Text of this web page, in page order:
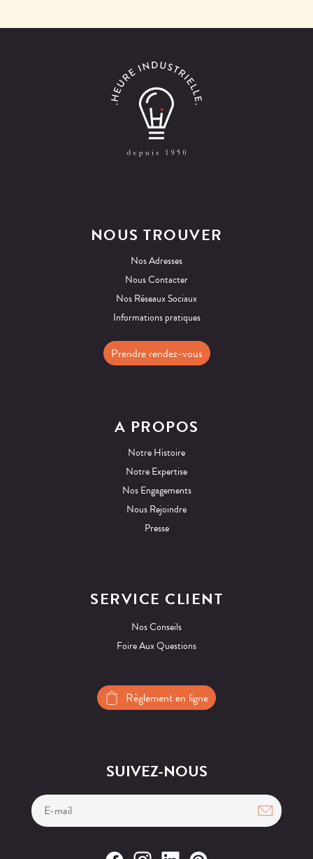
NOUS TROUVER
Nos Adresses
Nous Contacter
Nos Réseaux Sociaux
Informations pratiques
Prendre rendez-vous
A PROPOS
Notre Histoire
Notre Expertise
Nos Engagements
Nous Rejoindre
Presse
SERVICE CLIENT
Nos Conseils
Foire Aux Questions
Règlement en ligne
SUIVEZ-NOUS